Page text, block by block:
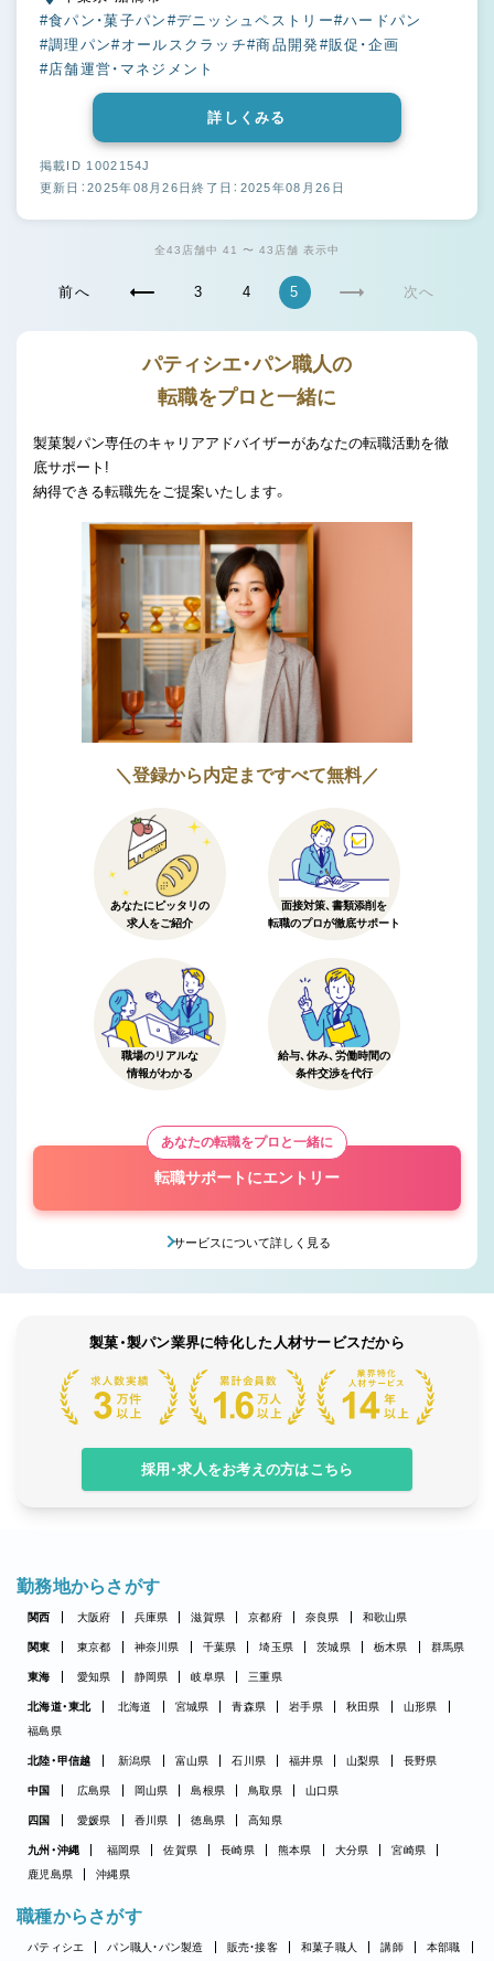
#食パン・菓子パン #デニッシュペストリー#ハードパン
#調理パン#オールスクラッチ#商品開発#販促・企画
#店舗運営・マネジメント
詳しくみる
掲載ID 1002154J
更新日：2025年08月26日終了日：2025年08月26日
全43店舗中 41 〜 43店舗 表示中
前へ 3 4 5 次へ
パティシエ・パン職人の
転職をプロと一緒に
製菓製パン専任のキャリアアドバイザーがあなたの転職活動を徹
底サポート!
納得できる転職先をご提案いたします。
＼登録から内定まですべて無料／
あなたにピッタリの
求人をご紹介
面接対策、書類添削を
転職のプロが徹底サポート
職場のリアルな
情報がわかる
給与、休み、労働時間の
条件交渉を代行
あなたの転職をプロと一緒に
転職サポートにエントリー
サービスについて詳しく見る
製菓・製パン業界に特化した人材サービスだから
採用・求人をお考えの方はこちら
勤務地からさがす
関西 大阪府 兵庫県 滋賀県 京都府 奈良県 和歌山県
関東 東京都 神奈川県 千葉県 埼玉県 茨城県 栃木県 群馬県
東海 愛知県 静岡県 岐阜県 三重県
北海道・東北 北海道 宮城県 青森県 岩手県 秋田県
山形県
福島県
北陸・甲信越 新潟県 富山県 石川県 福井県 山梨県 長野県
中国 広島県 岡山県 島根県 鳥取県 山口県
四国 愛媛県 香川県 徳島県 高知県
九州・沖縄 福岡県 佐賀県 長崎県 熊本県 大分県
宮崎県
鹿児島県
沖縄県
職種からさがす
パティシエ パン職人・パン製造 販売・接客 和菓子職人 講師
本部職